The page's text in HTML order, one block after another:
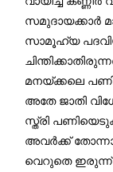
സമുദായക്കാര്‍
സാമൂഹ്യ
മനയ്ക്കലെ
അതേ ജാതി
സ്ത്രി
അവര്‍ക്ക്
വെറുതെ ഇരുന്ന്